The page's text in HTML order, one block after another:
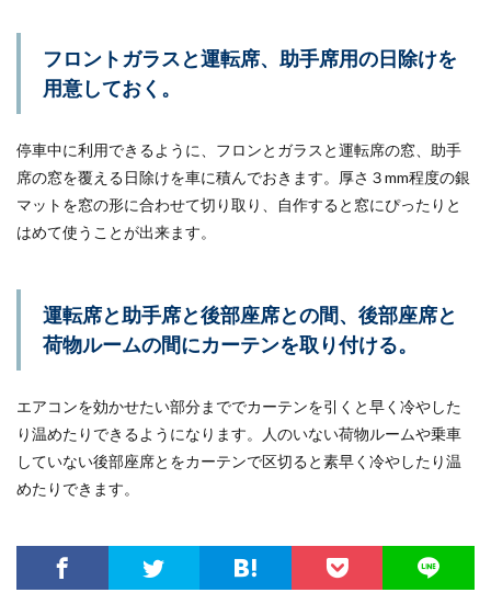
フロントガラスと運転席、助手席用の日除けを
用意しておく。
停車中に利用できるように、フロンとガラスと運転席の窓、助手
席の窓を覆える日除けを車に積んでおきます。厚さ３mm程度の銀
マットを窓の形に合わせて切り取り、自作すると窓にぴったりと
はめて使うことが出来ます。
運転席と助手席と後部座席との間、後部座席と
荷物ルームの間にカーテンを取り付ける。
エアコンを効かせたい部分まででカーテンを引くと早く冷やした
り温めたりできるようになります。人のいない荷物ルームや乗車
していない後部座席とをカーテンで区切ると素早く冷やしたり温
めたりできます。